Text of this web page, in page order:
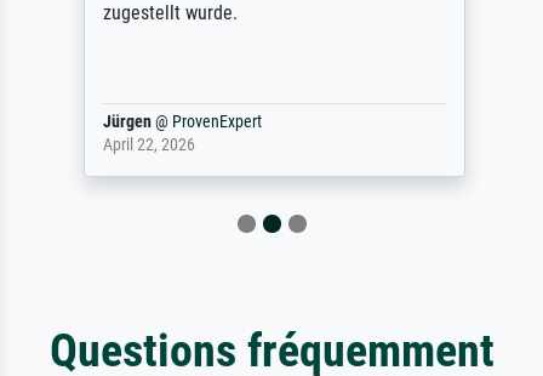
zugestellt wurde.
Jürgen@ ProvenExpert
April 22, 2026
Questions fréquemment